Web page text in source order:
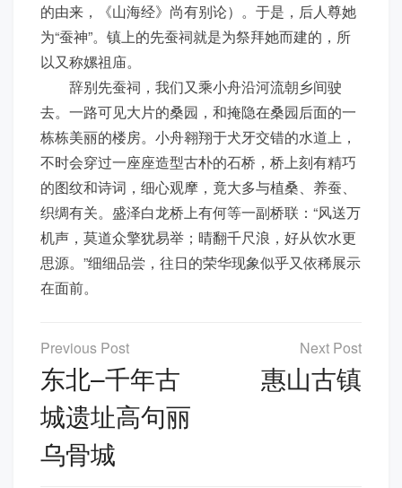
的由来，《山海经》尚有别论）。于是，后人尊她
为“蚕神”。镇上的先蚕祠就是为祭拜她而建的，所
以又称嫘祖庙。
辞别先蚕祠，我们又乘小舟沿河流朝乡间驶
去。一路可见大片的桑园，和掩隐在桑园后面的一
栋栋美丽的楼房。小舟翱翔于犬牙交错的水道上，
不时会穿过一座座造型古朴的石桥，桥上刻有精巧
的图纹和诗词，细心观摩，竟大多与植桑、养蚕、
织绸有关。盛泽白龙桥上有何等一副桥联：“风送万
机声，莫道众擎犹易举；晴翻千尺浪，好从饮水更
思源。”细细品尝，往日的荣华现象似乎又依稀展示
在面前。
文
章
导
航
东北–千年古
城遗址高句丽
乌骨城
惠山古镇